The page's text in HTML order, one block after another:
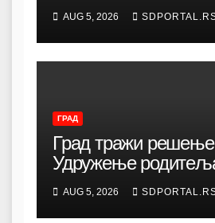
AUG 5, 2026
ГРАД
Град тражи
Удружење
омладине са
просторија већ 12
AUG 5, 2026